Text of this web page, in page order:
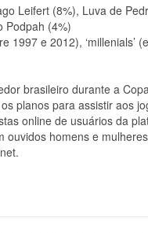
Leifert (8%), Luva de
Podpah (4%)
1997 e 2012), ‘millenials’
brasileiro durante a
planos para assistir aos
online de usuários da
homens e